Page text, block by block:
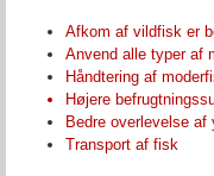
Afkom af vildfisk er
Anvend alle typer af
Håndtering af
Højere
Bedre overlevelse af
Transport af fisk